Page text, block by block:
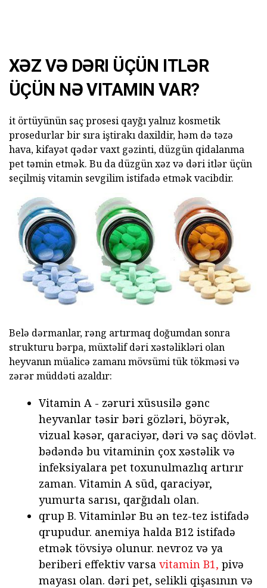
XƏZ VƏ DƏRI ÜÇÜN ITLƏR
ÜÇÜN NƏ VITAMIN VAR?
it örtüyünün saç prosesi qayğı yalnız kosmetik
prosedurlar bir sıra iştirakı daxildir, həm də təzə
hava, kifayət qədər vaxt gəzinti, düzgün qidalanma
pet təmin etmək. Bu da düzgün xəz və dəri itlər üçün
seçilmiş vitamin sevgilim istifadə etmək vacibdir.
Belə dərmanlar, rəng artırmaq doğumdan sonra
strukturu bərpa, müxtəlif dəri xəstəlikləri olan
heyvanın müalicə zamanı mövsümi tük tökməsi və
zərər müddəti azaldır:
Vitamin A - zəruri xüsusilə gənc
heyvanlar təsir bəri gözləri, böyrək,
vizual kəsər, qaraciyər, dəri və saç dövlət.
bədəndə bu vitaminin çox xəstəlik və
infeksiyalara pet toxunulmazlıq artırır
zaman. Vitamin A süd, qaraciyər,
yumurta sarısı, qarğıdalı olan.
qrup B. Vitaminlər Bu ən tez-tez istifadə
qrupudur. anemiya halda B12 istifadə
etmək tövsiyə olunur. nevroz və ya
beriberi effektiv varsa vitamin B1, pivə
mayası olan. dəri pet, selikli qişasının və